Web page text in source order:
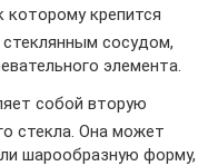
которому крепится
сосудом,
элемента.
собой вторую
стекла. Она может
шарообразную форму,